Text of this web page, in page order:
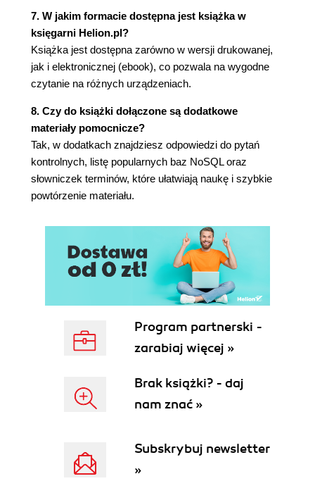
Podstawowe funkcjonalności baz klucz-wartość
Prostota: komu w ogóle potrzebne są
skomplikowane modele danych? (93)
Szybkość: nie ma czegoś takiego jak "za
Skalowalność: nadążaj za wyścigiem (95)
Klucze: więcej niż tylko nic nieznaczące
identyfikatory (101)
Jak konstruować klucze (101)
Używanie kluczy do odnajdywania wartości
(102)
danych (106)
Wartości nie wymagają silnego typowania
(106)
Ograniczenia w wyszukiwaniu wartości (107)
Odniesienia (109)
Bibliografia (110)
Terminy związane z modelowaniem danych w
bazach klucz-wartość (112)
Wartość (116)
Przestrzeń nazw (117)
Partycja (118)
7. W jakim formacie dostępna jest książka w
księgarni Helion.pl?
Książka jest dostępna zarówno w wersji drukowanej,
jak i elektronicznej (ebook), co pozwala na wygodne
czytanie na różnych urządzeniach.
8. Czy do książki dołączone są dodatkowe
materiały pomocnicze?
Tak, w dodatkach znajdziesz odpowiedzi do pytań
kontrolnych, listę popularnych baz NoSQL oraz
słowniczek terminów, które ułatwiają naukę i szybkie
powtórzenie materiału.
Program partnerski -
zarabiaj więcej »
Brak książki? - daj
nam znać »
Subskrybuj newsletter
»